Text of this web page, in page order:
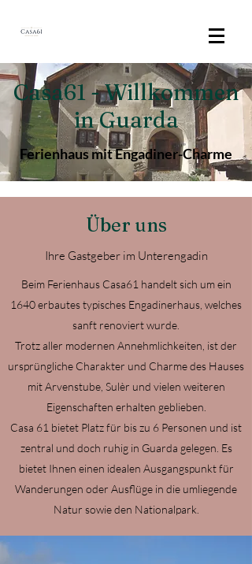
Casa61 - Willkommen
in Guarda
Ferienhaus mit Engadiner-Charme
Über uns
Ihre Gastgeber im Unterengadin
Beim Ferienhaus Casa61 handelt sich um ein
1640 erbautes typisches Engadinerhaus, welches
sanft renoviert wurde.
Trotz aller modernen Annehmlichkeiten, ist der
ursprüngliche Charakter und Charme des Hauses
mit Arvenstube, Sulèr und vielen weiteren
Eigenschaften erhalten geblieben.
Casa 61 bietet Platz für bis zu 6 Personen und ist
zentral und doch ruhig in Guarda gelegen. Es
bietet Ihnen einen idealen Ausgangspunkt für
Wanderungen oder Ausflüge in die umliegende
Natur sowie den Nationalpark.